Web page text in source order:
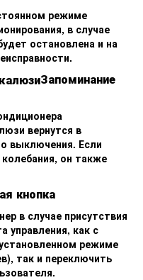
режиме
в случае
остановлена и на
Запоминание
вернутся в
выключения. Если
он также
кнопка
в случае присутствия
управления, как с
режиме
так и переключить